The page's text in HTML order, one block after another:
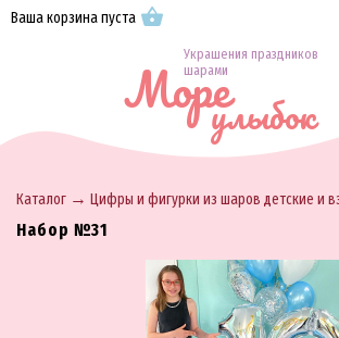
Ваша корзина пуста
Украшения праздников
шарами
Мореулыбок
Каталог → Цифры и фигурки из шаров детские и
Набор №31